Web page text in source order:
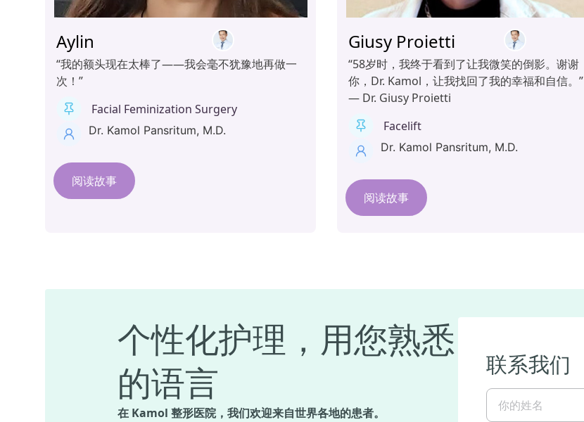
Aylin
“我的额头现在太棒了——我会毫不犹豫地再做一
次！”
Facial Feminization Surgery
Dr. Kamol Pansritum, M.D.
阅读故事
Giusy Proietti
“58岁时，我终于看到了让我微笑的倒影。谢谢
你，Dr. Kamol，让我找回了我的幸福和自信。”
— Dr. Giusy Proietti
Facelift
Dr. Kamol Pansritum, M.D.
阅读故事
个性化护理，用您熟悉
的语言
在 Kamol 整形医院，我们欢迎来自世界各地的患者。
联系我们
你
姓